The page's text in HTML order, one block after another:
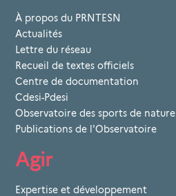
À propos du PRNTESN
Actualités
Lettre du réseau
Recueil de textes officiels
Centre de documentation
Cdesi-Pdesi
Observatoire des sports de nature
Publications de l'Observatoire
Agir
Expertise et développement